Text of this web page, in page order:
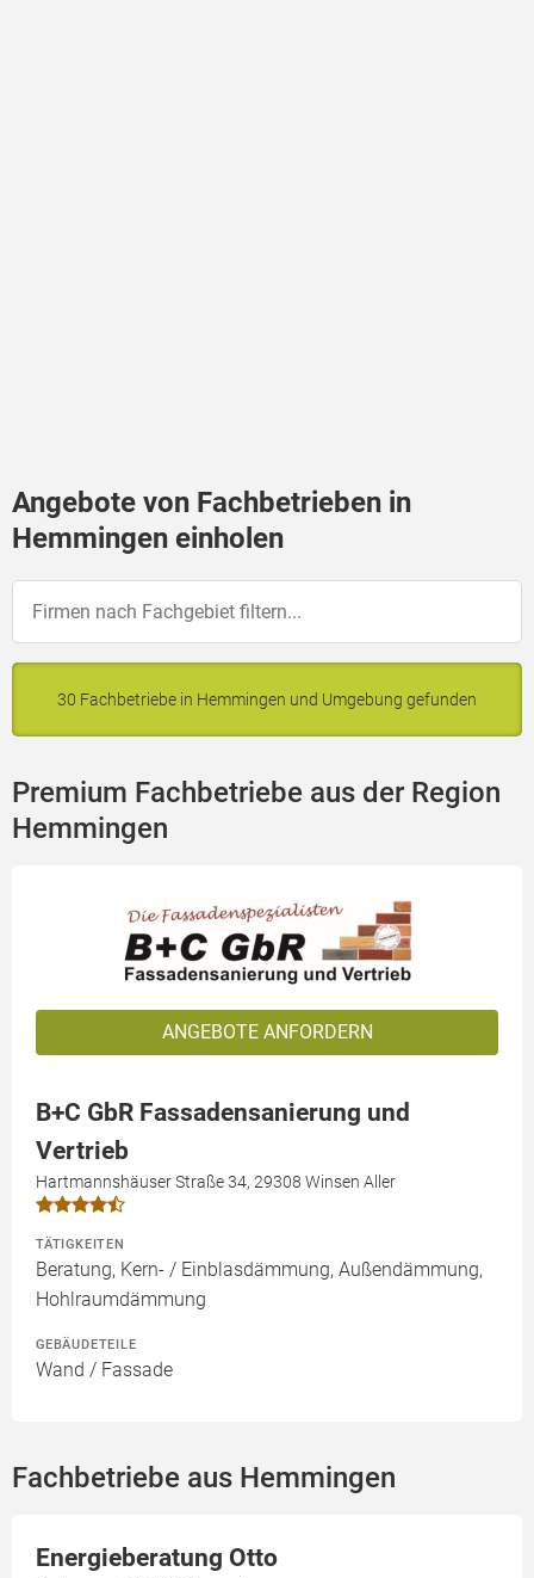
Angebote von Fachbetrieben in
Hemmingen einholen
30 Fachbetriebe in Hemmingen und Umgebung gefunden
Premium Fachbetriebe aus der Region
Hemmingen
ANGEBOTE ANFORDERN
B+C GbR Fassadensanierung und
Vertrieb
Hartmannshäuser Straße 34, 29308 Winsen Aller
TÄTIGKEITEN
Beratung, Kern- / Einblasdämmung, Außendämmung,
Hohlraumdämmung
GEBÄUDETEILE
Wand / Fassade
Fachbetriebe aus Hemmingen
Energieberatung Otto